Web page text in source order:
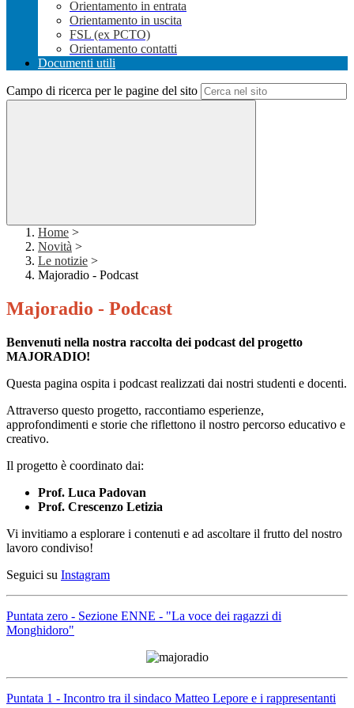
Orientamento in entrata
Orientamento in uscita
FSL (ex PCTO)
Orientamento contatti
Documenti utili
Campo di ricerca per le pagine del sito
Home >
Novità >
Le notizie >
Majoradio - Podcast
Majoradio - Podcast
Benvenuti nella nostra raccolta dei podcast del progetto
MAJORADIO!
Questa pagina ospita i podcast realizzati dai nostri studenti e docenti.
Attraverso questo progetto, raccontiamo esperienze,
approfondimenti e storie che riflettono il nostro percorso educativo e
creativo.
Il progetto è coordinato dai:
Prof. Luca Padovan
Prof. Crescenzo Letizia
Vi invitiamo a esplorare i contenuti e ad ascoltare il frutto del nostro
lavoro condiviso!
Seguici su Instagram
Puntata zero - Sezione ENNE - "La voce dei ragazzi di
Monghidoro"
Puntata 1 - Incontro tra il sindaco Matteo Lepore e i rappresentanti